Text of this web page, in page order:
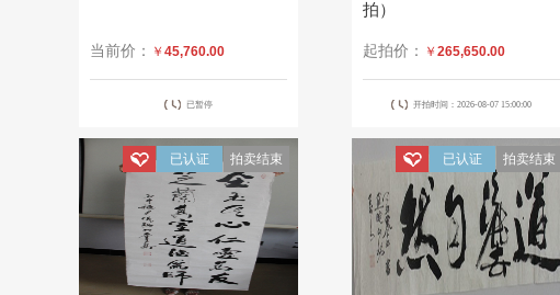
当前价： ￥ 45,760.00
已暂停
拍）
起拍价： ￥ 265,650.00
开拍时间：2026-08-07 15:00:00
拍卖结束
已认证 拍卖结束
已认证